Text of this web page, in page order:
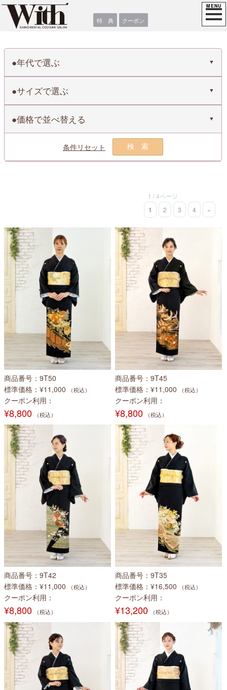
特 典 クーポン
年代で選ぶ
サイズで選ぶ
価格で並べ替える
条件リセット 検索
1 / 4ページ
1 2 3 4 »
商品番号
9T50
標準価格
¥11,000 （税込）
クーポン利用
¥8,800 （税込）
商品番号
9T45
標準価格
¥11,000 （税込）
クーポン利用
¥8,800 （税込）
商品番号
9T42
標準価格
¥11,000 （税込）
クーポン利用
¥8,800 （税込）
商品番号
9T35
標準価格
¥16,500 （税込）
クーポン利用
¥13,200 （税込）